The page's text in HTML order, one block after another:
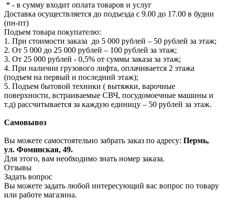
* - в сумму входит оплата товаров и услуг
Доставка осуществляется до подъезда с 9.00 до 17.00 в будни
(пн-пт)
Подъем товара покупателю:
1. При стоимости заказа до 5 000 рублей – 50 рублей за этаж;
2. От 5 000 до 25 000 рублей – 100 рублей за этаж;
3. От 25 000 рублей - 0,5% от суммы заказа за этаж;
4. При наличии грузового лифта, оплачивается 2 этажа
(подъем на первый и последний этаж);
5. Подъем бытовой техники ( вытяжки, варочные
поверхности, встраиваемые СВЧ, посудомоечные машины и
т.д) рассчитывается за каждую единицу – 50 рублей за этаж.
Самовывоз
Вы можете самостоятельно забрать заказ по адресу: Пермь,
ул. Фоминская, 49.
Для этого, вам необходимо знать номер заказа.
Отзывы
Задать вопрос
Вы можете задать любой интересующий вас вопрос по товару
или работе магазина.